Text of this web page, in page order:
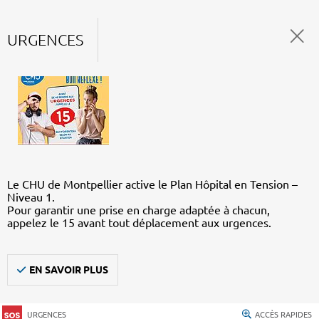
URGENCES
Le CHU de Montpellier active le Plan Hôpital en Tension –
Niveau 1.
Pour garantir une prise en charge adaptée à chacun,
appelez le 15 avant tout déplacement aux urgences.
EN SAVOIR PLUS
URGENCES ACCÈS RAPIDES